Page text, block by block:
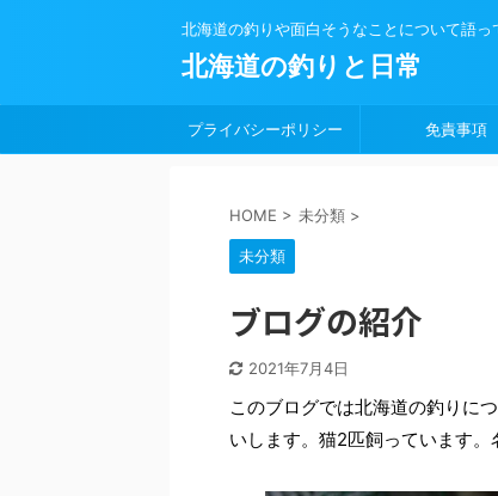
北海道の釣りや面白そうなことについて語っ
北海道の釣りと日常
プライバシーポリシー 免責事項
HOME > 未分類 >
未分類
ブログの紹介
2021年7月4日
このブログでは北海道の釣りに
いします。猫2匹飼っています。